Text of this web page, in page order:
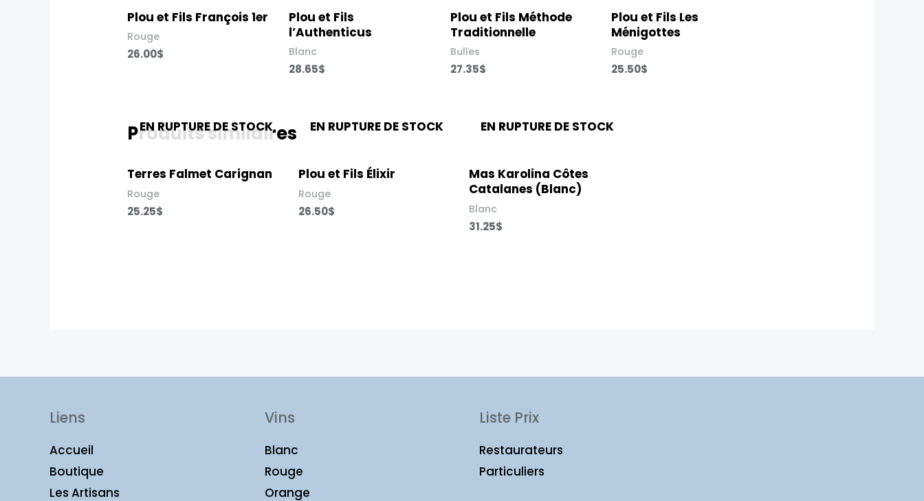
Plou et Fils François 1er
Rouge
26.00$
Plou et Fils
l’Authenticus​
Blanc
28.65$
Plou et Fils Méthode
Traditionnelle
Bulles
27.35$
Plou et Fils Les
Ménigotte​s
Rouge
25.50$
Produits similaires
EN RUPTURE DE STOCK
Terres Falmet Carignan​
Rouge
25.25$
EN RUPTURE DE STOCK
Plou et Fils Élixir​
Rouge
26.50$
EN RUPTURE DE STOCK
Mas Karolina Côtes
Catalanes (Blanc)
Blanc
31.25$
Liens
Accueil
Boutique
Les Artisans
Vins
Blanc
Rouge
Orange
Liste Prix
Restaurateurs
Particuliers